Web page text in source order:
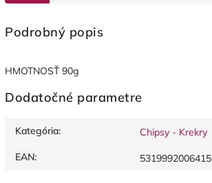
Podrobný popis
HMOTNOSŤ 90g
Dodatočné parametre
Kategória:
Chipsy - Krekry
EAN: 5319992006415